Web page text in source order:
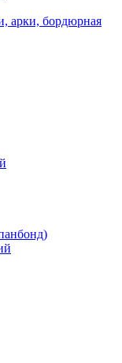
арки, бордюрная